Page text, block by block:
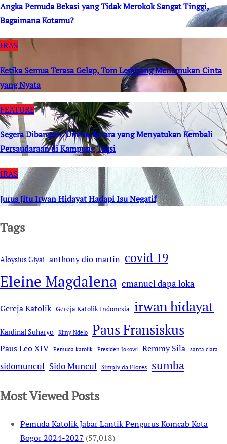
Angka Pemuda Bekasi yang Tidak Merokok Sangat Tinggi,
Bagaimana Kotamu?
IRAS
Ketika Semua Terasa Gelap, Tom Lembong Menemukan Cinta
yang Nyata
FEATURE
Segera Dibangun: Umma Karara yang Menyatukan Kembali
Persaudaraan di Kampung Tossi
IRAS
Jurus Jitu Irwan Hidayat Hadapi Isu Negatif
Tags
Aloysius Giyai anthony dio martin covid 19
Eleine Magdalena emanuel dapa loka
Gereja Katolik Gereja Katolik Indonesia irwan hidayat
Kardinal Suharyo Kimy Ndelo Paus Fransiskus
Paus Leo XIV Pemuda katolik Presiden Jokowi Remmy Sila santa clara
sidomuncul Sido Muncul Simply da Flores sumba
Most Viewed Posts
Pemuda Katolik Jabar Lantik Pengurus Komcab Kota
Bogor 2024-2027 (57,018)